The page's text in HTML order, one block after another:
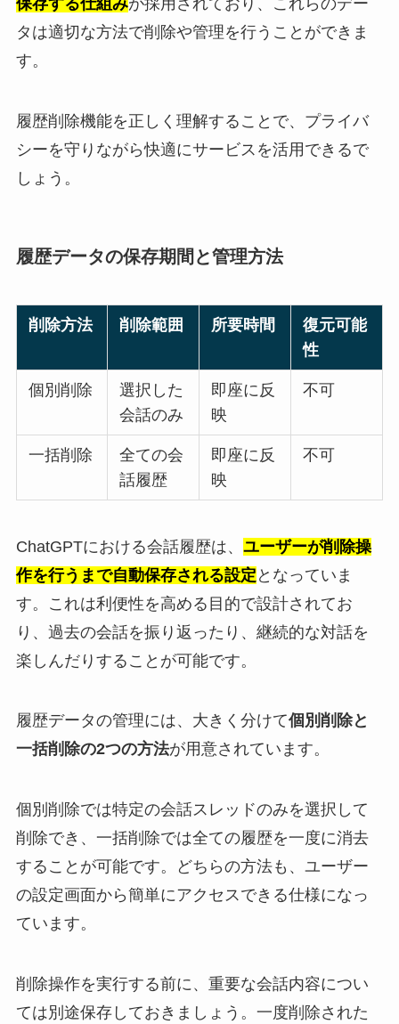
保存する仕組みが採用されており、これらのデー
タは適切な方法で削除や管理を行うことができま
す。
履歴削除機能を正しく理解することで、プライバ
シーを守りながら快適にサービスを活用できるで
しょう。
履歴データの保存期間と管理方法
削除方法 削除範囲 所要時間
復元可能
性
個別削除
選択した
会話のみ
即座に反
映
不可
一括削除
全ての会
話履歴
即座に反
映
不可
ChatGPTにおける会話履歴は、 ユーザーが削除操
作を行うまで自動保存される設定 となっていま
す。これは利便性を高める目的で設計されてお
り、過去の会話を振り返ったり、継続的な対話を
楽しんだりすることが可能です。
履歴データの管理には、大きく分けて個別削除と
一括削除の2つの方法が用意されています。
個別削除では特定の会話スレッドのみを選択して
削除でき、一括削除では全ての履歴を一度に消去
することが可能です。どちらの方法も、ユーザー
の設定画面から簡単にアクセスできる仕様になっ
ています。
削除操作を実行する前に、重要な会話内容につい
ては別途保存しておきましょう。一度削除された